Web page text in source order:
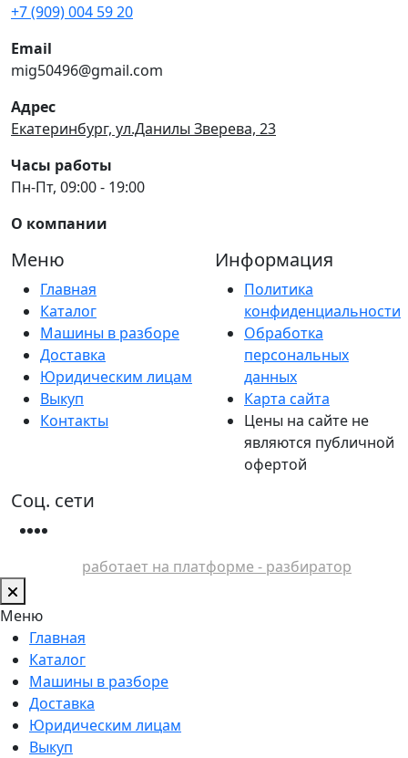
+7 (909) 004 59 20
Email
mig50496@gmail.com
Адрес
Екатеринбург, ул.Данилы Зверева, 23
Часы работы
Пн-Пт, 09:00 - 19:00
О компании
Меню
Главная
Каталог
Машины в разборе
Доставка
Юридическим лицам
Выкуп
Контакты
Информация
Политика
конфиденциальности
Обработка
персональных
данных
Карта сайта
Цены на сайте не
являются публичной
офертой
Соц. сети
работает на платформе - разбиратор
Меню
Главная
Каталог
Машины в разборе
Доставка
Юридическим лицам
Выкуп